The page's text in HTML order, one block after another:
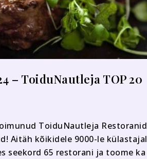
– ToiduNautleja TOP 20
ToiduNautleja
Aitäh kõikidele 9000-le
seekord 65 restorani ja toome ka